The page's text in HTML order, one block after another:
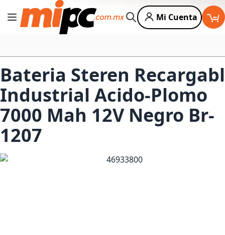
Cambiar Nav
Buscar
Mi Cuenta
Bateria Steren
Industrial Acido-Plomo
7000 Mah 12V Negro Br-
1207